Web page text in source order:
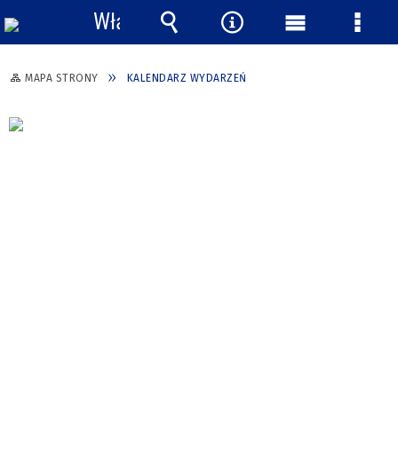
MAPA STRONY KALENDARZ WYDARZEŃ
Włącz
powiadomienia
Wyszukiwarka
Narzędzia
Menu Menu